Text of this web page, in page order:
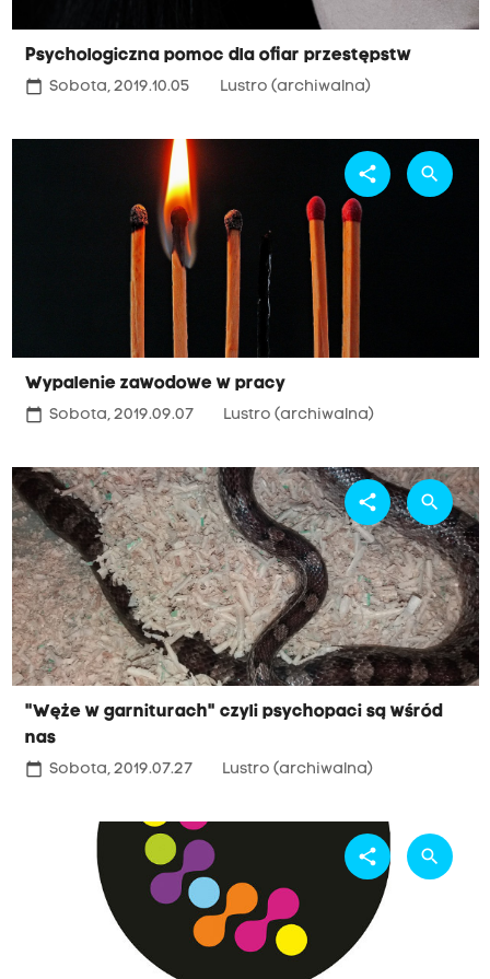
Psychologiczna pomoc dla ofiar przestępstw
calendar_today Sobota, 2019.10.05 Lustro (archiwalna)
Wypalenie zawodowe w pracy
calendar_today Sobota, 2019.09.07 Lustro (archiwalna)
share search
"Węże w garniturach" czyli psychopaci są wśród
nas
calendar_today Sobota, 2019.07.27 Lustro (archiwalna)
share search
share search